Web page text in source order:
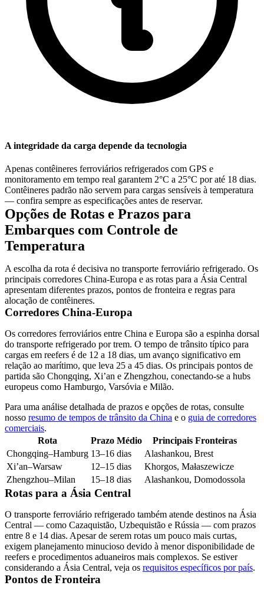
A integridade da carga depende da tecnologia
Apenas contêineres ferroviários refrigerados com GPS e
monitoramento em tempo real garantem 2°C a 25°C por até 18 dias.
Contêineres padrão não servem para cargas sensíveis à temperatura
— confira sempre as especificações antes de reservar.
Opções de Rotas e Prazos para
Embarques com Controle de
Temperatura
A escolha da rota é decisiva no transporte ferroviário refrigerado. Os
principais corredores China-Europa e as rotas para a Ásia Central
apresentam diferentes prazos, pontos de fronteira e regras para
alocação de contêineres.
Corredores China-Europa
Os corredores ferroviários entre China e Europa são a espinha dorsal
do transporte refrigerado por trem. O tempo de trânsito típico para
cargas em reefers é de 12 a 18 dias, um avanço significativo em
relação ao marítimo, que leva 25 a 45 dias. Os principais pontos de
partida são Chongqing, Xi’an e Zhengzhou, conectando-se a hubs
europeus como Hamburgo, Varsóvia e Milão.
Para uma análise detalhada de prazos e opções de rotas, consulte
nosso resumo de tempos de trânsito da China e o guia de corredores
comerciais.
Rota
Prazo Médio
Principais Fronteiras
Chongqing–Hamburg 13–16 dias
Alashankou, Brest
Xi’an–Warsaw
12–15 dias
Khorgos, Małaszewicze
Zhengzhou–Milan
15–18 dias Alashankou, Domodossola
Rotas para a Ásia Central
O transporte ferroviário refrigerado também atende destinos na Ásia
Central — como Cazaquistão, Uzbequistão e Rússia — com prazos
entre 8 e 14 dias. Apesar de serem rotas um pouco mais curtas,
exigem planejamento minucioso devido à menor disponibilidade de
reefers e procedimentos aduaneiros mais complexos. Se estiver
considerando a Ásia Central, veja os requisitos específicos por país.
Pontos de Fronteira